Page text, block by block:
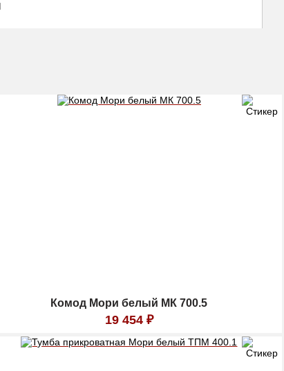
Комод Мори белый МК 700.5
19 454 ₽